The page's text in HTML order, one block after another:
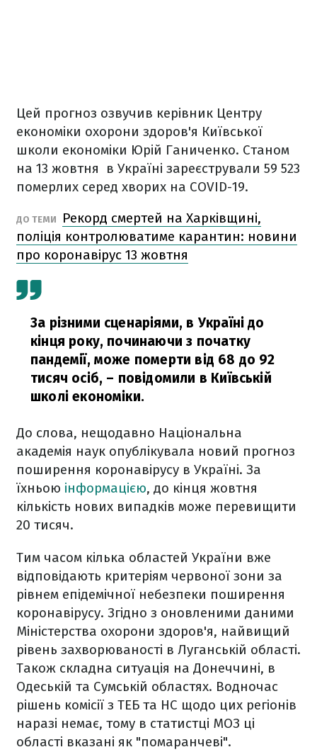
Цей прогноз озвучив керівник Центру
економіки охорони здоров'я Київської
школи економіки Юрій Ганиченко. Станом
на 13 жовтня в Україні зареєстрували 59 523
померлих серед хворих на COVID-19.
ДО ТЕМИ
Рекорд смертей на Харківщині,
поліція контролюватиме карантин: новини
про коронавірус 13 жовтня
За різними сценаріями, в Україні до
кінця року, починаючи з початку
пандемії, може померти від 68 до 92
тисяч осіб, – повідомили в Київській
школі економіки.
До слова, нещодавно Національна
академія наук опублікувала новий прогноз
поширення коронавірусу в Україні. За
їхньою інформацією, до кінця жовтня
кількість нових випадків може перевищити
20 тисяч.
Тим часом кілька областей України вже
відповідають критеріям червоної зони за
рівнем епідемічної небезпеки поширення
коронавірусу. Згідно з оновленими даними
Міністерства охорони здоров'я, найвищий
рівень захворюваності в Луганській області.
Також складна ситуація на Донеччині, в
Одеській та Сумській областях. Водночас
рішень комісії з ТЕБ та НС щодо цих регіонів
наразі немає, тому в статистці МОЗ ці
області вказані як "помаранчеві".